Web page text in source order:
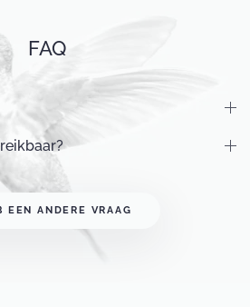
FAQ
EEN ANDERE VRAAG